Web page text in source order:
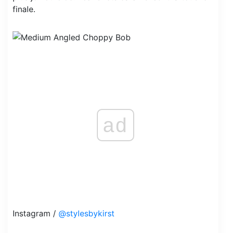
finale.
ad
Instagram / @stylesbykirst